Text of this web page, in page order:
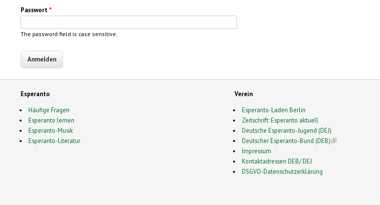
Passwort *
The password field is case sensitive.
Esperanto
Häufige Fragen
Esperanto lernen
Esperanto-Musik
Esperanto-Literatur
Verein
Esperanto-Laden Berlin
Zeitschrift: Esperanto aktuell
Deutsche Esperanto-Jugend (DEJ)
Deutscher Esperanto-Bund (DEB)(link is external)
Impressum
Kontaktadressen DEB/ DEJ
DSGVO-Datenschutzerklärung